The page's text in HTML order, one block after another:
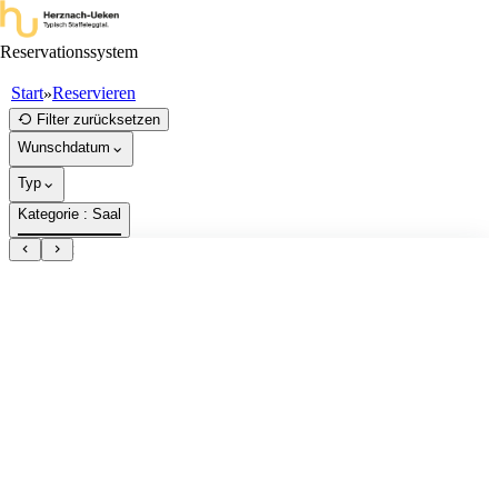
Reservationssystem
Start»Reservieren
Filter zurücksetzen
Wunschdatum
Typ
Kategorie : Saal